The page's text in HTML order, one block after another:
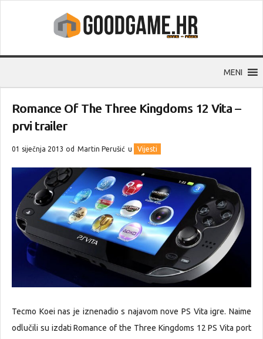
MENI
Romance Of The Three Kingdoms 12 Vita –
prvi trailer
01 siječnja 2013 od Martin Perušić u Vijesti
Tecmo Koei nas je iznenadio s najavom nove PS Vita igre. Naime
odlučili su izdati Romance of the Three Kingdoms 12 PS Vita port